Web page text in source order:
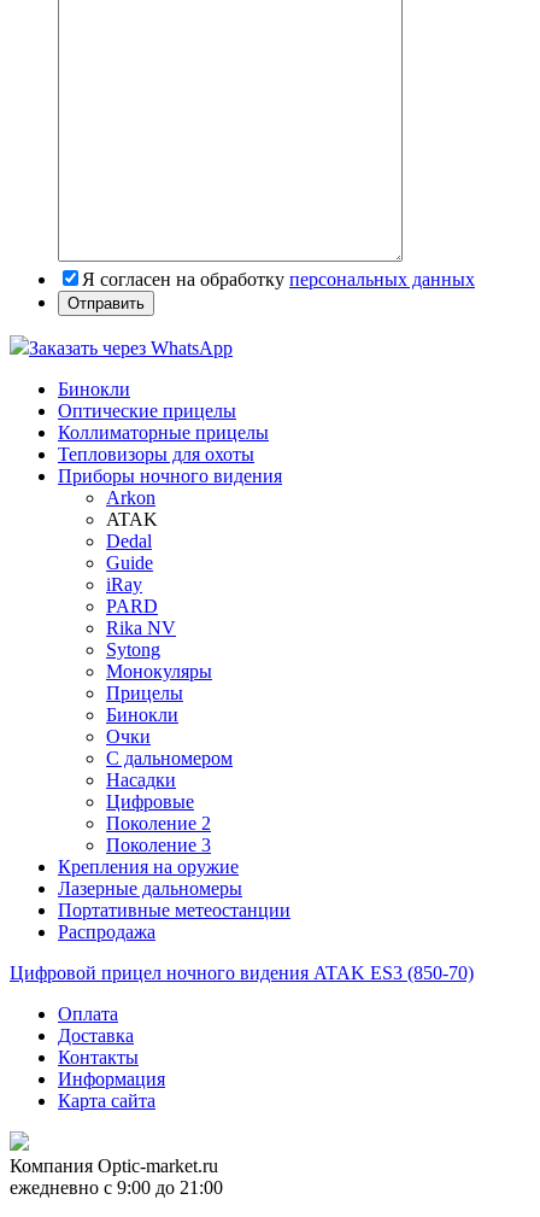
Я согласен на обработку персональных данных
Заказать через WhatsApp
Бинокли
Оптические прицелы
Коллиматорные прицелы
Тепловизоры для охоты
Приборы ночного видения
Arkon
ATAK
Dedal
Guide
iRay
PARD
Rika NV
Sytong
Монокуляры
Прицелы
Бинокли
Очки
С дальномером
Насадки
Цифровые
Поколение 2
Поколение 3
Крепления на оружие
Лазерные дальномеры
Портативные метеостанции
Распродажа
Цифровой прицел ночного видения ATAK ES3 (850-70)
Оплата
Доставка
Контакты
Информация
Карта сайта
Компания Optic-market.ru
ежедневно с 9:00 до 21:00